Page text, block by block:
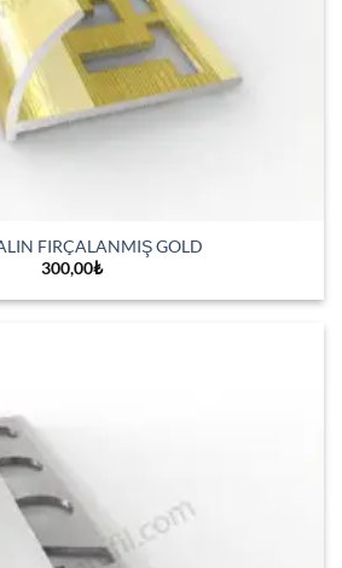
FIRÇALANMIŞ GOLD
300,00₺